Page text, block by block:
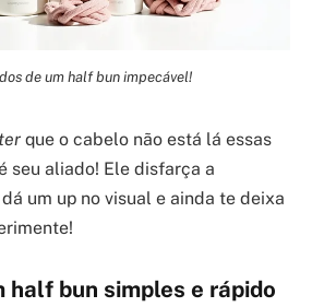
de um half bun impecável!
que o cabelo não está lá essas
seu aliado! Ele disfarça a
um up no visual e ainda te deixa
half bun simples e rápido